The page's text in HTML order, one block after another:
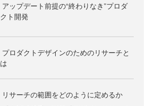
アップデート前提の“終わりなき”プロダ
クト開発
プロダクトデザインのためのリサーチと
は
リサーチの範囲をどのように定めるか